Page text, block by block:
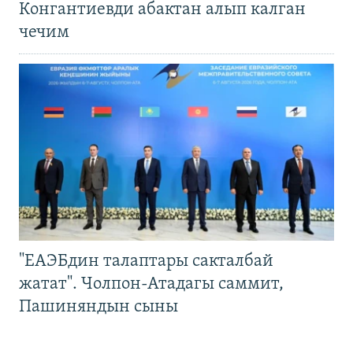
Конгантиевди абактан алып калган
чечим
"ЕАЭБдин талаптары сакталбай
жатат". Чолпон-Атадагы саммит,
Пашиняндын сыны